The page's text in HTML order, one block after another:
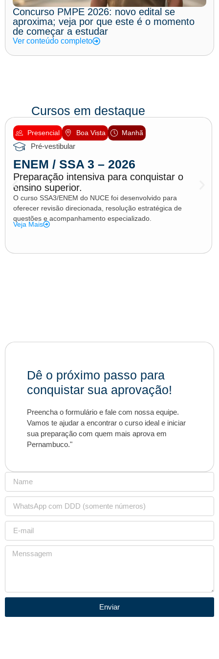
Concurso PMPE 2026: novo edital se
aproxima; veja por que este é o momento
de começar a estudar
Ver conteúdo completo
Cursos em destaque
Presencial Boa Vista Manhã
Pré-vestibular
ENEM / SSA 3 – 2026
Preparação intensiva para conquistar o
ensino superior.
O curso SSA3/ENEM do NUCE foi desenvolvido para
oferecer revisão direcionada, resolução estratégica de
questões e acompanhamento especializado.
Veja Mais
Dê o próximo passo para
conquistar sua aprovação!
Preencha o formulário e fale com nossa equipe.
Vamos te ajudar a encontrar o curso ideal e iniciar
sua preparação com quem mais aprova em
Pernambuco."
Enviar